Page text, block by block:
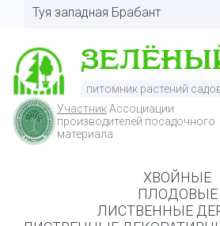
Туя западная Брабант
питомник растений
УчастникАссоциации
производителей посадочного
материала
ХВОЙНЫЕ
ПЛОДОВЫЕ
ЛИСТВЕННЫЕ